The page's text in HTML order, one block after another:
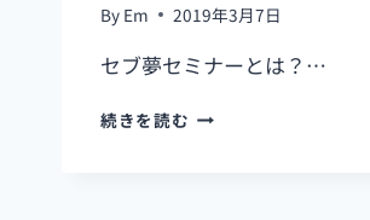
By Em 2019年3月7日
セブ夢セミナーとは？…
続きを読む 【第